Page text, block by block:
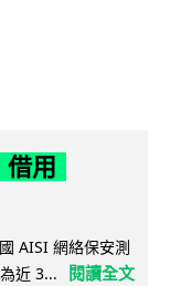
用
AISI 網絡保安測
近 3...
閱讀全文